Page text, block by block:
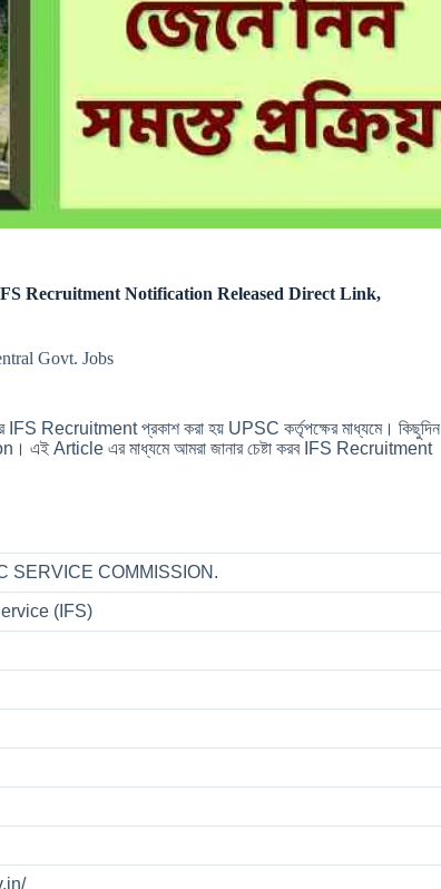
IFS Recruitment Notification Released Direct Link,
Govt. Jobs
IFS Recruitment প্রকাশ করা হয় UPSC কর্তৃপক্ষের মাধ্যমে। কিছুদিন
Article এর মাধ্যমে আমরা জানার চেষ্টা করব IFS Recruitment
SERVICE COMMISSION.
(IFS)